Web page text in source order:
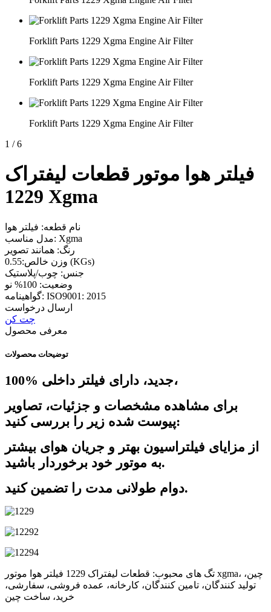
Forklift Parts 1229 Xgma Engine Air Filter
Forklift Parts 1229 Xgma Engine Air Filter
Forklift Parts 1229 Xgma Engine Air Filter
1 / 6
فیلتر هوا موتور قطعات لیفتراک
1229 Xgma
نام قطعه: فیلتر هوا
مدل مناسب: Xgma
رنگ: همانند تصویر
وزن خالص:0.55 (KGs)
جنس: چوب/پلاستیک
وضعیت: 100% نو
گواهینامه: ISO9001: 2015
ارسال درخواست
چت کن
معرفی محصول
توضیحات محصولات
100% جدید، دارای فیلتر داخلی،
برای مشاهده مشخصات و جزئیات، تصاویر
پیوست شده زیر را بررسی کنید:
از مزایای فیلتراسیون بهتر و جریان هوای بیشتر
به موتور خود برخوردار باشید.
دوام طولانی مدت را تضمین کنید.
تگ های محبوب: قطعات لیفتراک 1229 فیلتر هوا موتور xgma، چین،
تولید کنندگان، تامین کنندگان، کارخانه، عمده فروشی، سفارشی،
خرید، ساخت چین